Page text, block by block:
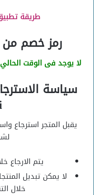
طريقة
رمز خصم
لا يوجد فى الوقت
سياسة
يقبل المتجر استرجاع
يتم الارجاع خلال 7 ايام من
لا يمكن تبديل
خلال